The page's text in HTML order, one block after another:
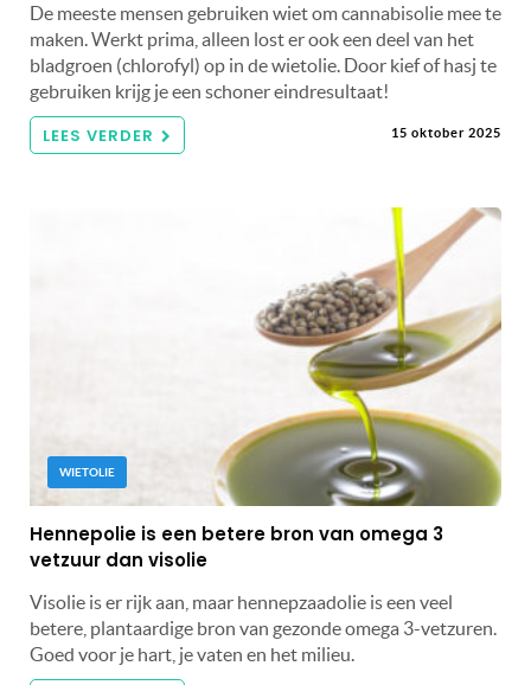
De meeste mensen gebruiken wiet om cannabisolie mee te
maken. Werkt prima, alleen lost er ook een deel van het
bladgroen (chlorofyl) op in de wietolie. Door kief of hasj te
gebruiken krijg je een schoner eindresultaat!
LEES VERDER 15 oktober 2025
WIETOLIE
Hennepolie is een betere bron van omega 3
vetzuur dan visolie
Visolie is er rijk aan, maar hennepzaadolie is een veel
betere, plantaardige bron van gezonde omega 3-vetzuren.
Goed voor je hart, je vaten en het milieu.